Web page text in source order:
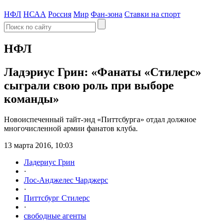
НФЛ НСАА Россия Мир Фан-зона Ставки на спорт
НФЛ
Ладэриус Грин: «Фанаты «Стилерс»
сыграли свою роль при выборе
команды»
Новоиспеченный тайт-энд «Питтсбурга» отдал должное
многочисленной армии фанатов клуба.
13 марта 2016, 10:03
Ладериус Грин
·
Лос-Анджелес Чарджерс
·
Питтсбург Стилерс
·
свободные агенты